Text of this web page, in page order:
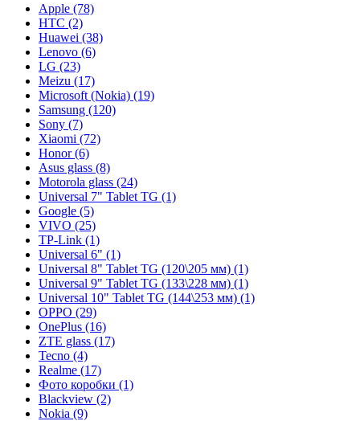
Apple (78)
HTC (2)
Huawei (38)
Lenovo (6)
LG (23)
Meizu (17)
Microsoft (Nokia) (19)
Samsung (120)
Sony (7)
Xiaomi (72)
Honor (6)
Asus glass (8)
Motorola glass (24)
Universal 7" Tablet TG (1)
Google (5)
VIVO (25)
TP-Link (1)
Universal 6" (1)
Universal 8" Tablet TG (120\205 мм) (1)
Universal 9" Tablet TG (133\228 мм) (1)
Universal 10" Tablet TG (144\253 мм) (1)
OPPO (29)
OnePlus (16)
ZTE glass (17)
Tecno (4)
Realme (17)
Фото коробки (1)
Blackview (2)
Nokia (9)